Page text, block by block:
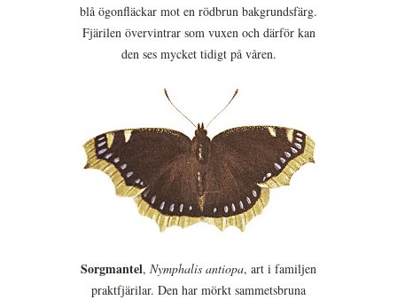
blå ögonfläckar mot en rödbrun bakgrundsfärg.
Fjärilen övervintrar som vuxen och därför kan
den ses mycket tidigt på våren.
Sorgmantel, Nymphalis antiopa, art i familjen
praktfjärilar. Den har mörkt sammetsbruna